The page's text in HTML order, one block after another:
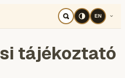
lenyomatok English EN
tájékoztató